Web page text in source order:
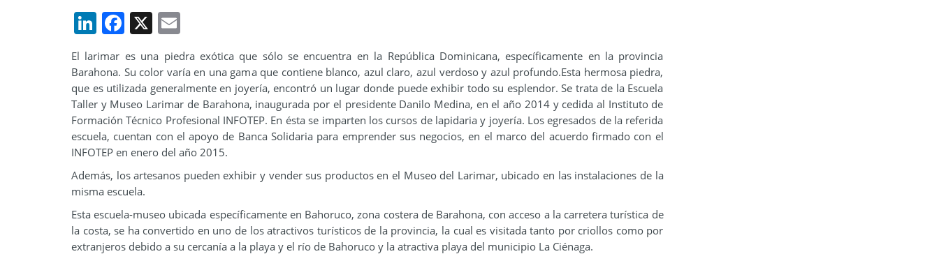
LinkedIn
Facebook
X
El larimar es una piedra exótica que sólo se encuentra en la República Dominicana, específicamente en la provincia
Barahona. Su color varía en una gama que contiene blanco, azul claro, azul verdoso y azul profundo.Esta hermosa piedra,
que es utilizada generalmente en joyería, encontró un lugar donde puede exhibir todo su esplendor. Se trata de la Escuela
Taller y Museo Larimar de Barahona, inaugurada por el presidente Danilo Medina, en el año 2014 y cedida al Instituto de
Formación Técnico Profesional INFOTEP. En ésta se imparten los cursos de lapidaria y joyería. Los egresados de la referida
escuela, cuentan con el apoyo de Banca Solidaria para emprender sus negocios, en el marco del acuerdo firmado con el
INFOTEP en enero del año 2015.
Además, los artesanos pueden exhibir y vender sus productos en el Museo del Larimar, ubicado en las instalaciones de la
misma escuela.
Esta escuela-museo ubicada específicamente en Bahoruco, zona costera de Barahona, con acceso a la carretera turística de
la costa, se ha convertido en uno de los atractivos turísticos de la provincia, la cual es visitada tanto por criollos como por
extranjeros debido a su cercanía a la playa y el río de Bahoruco y la atractiva playa del municipio La Ciénaga.